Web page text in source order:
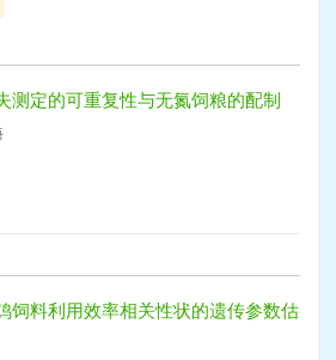
测定的可重复性与无氮饲粮的配制
饲料利用效率相关性状的遗传参数估